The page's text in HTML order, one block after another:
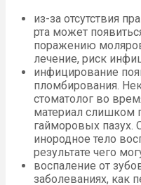
из-за отсутствия
рта может
поражению
лечение, риск
инфицирование
пломбирования.
стоматолог во
материал слишком
гайморовых пазух.
инородное тело
результате чего
воспаление от
заболеваниях, как